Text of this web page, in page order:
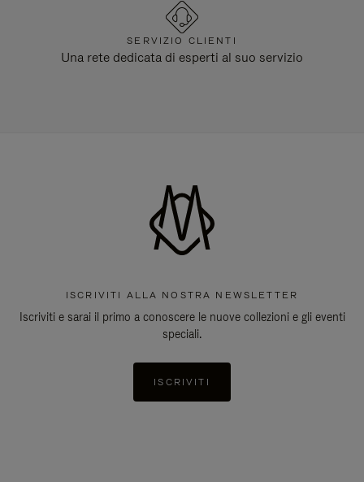
SERVIZIO CLIENTI
Una rete dedicata di esperti al suo servizio
ISCRIVITI ALLA NOSTRA NEWSLETTER
Iscriviti e sarai il primo a conoscere le nuove collezioni e gli eventi
speciali.
ISCRIVITI